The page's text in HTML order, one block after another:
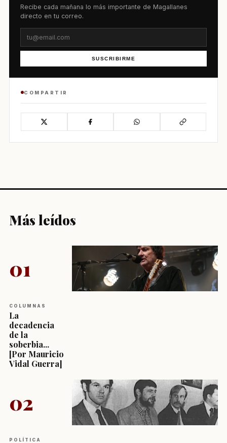
Recibe cada mañana lo más importante de Magallanes
directo en tu correo.
SUSCRIBIRME
COMPARTIR
Más leídos
01
COLUMNAS
La
decadencia
de la
soberbia...
[Por Mauricio
Vidal Guerra]
02
POLÍTICA